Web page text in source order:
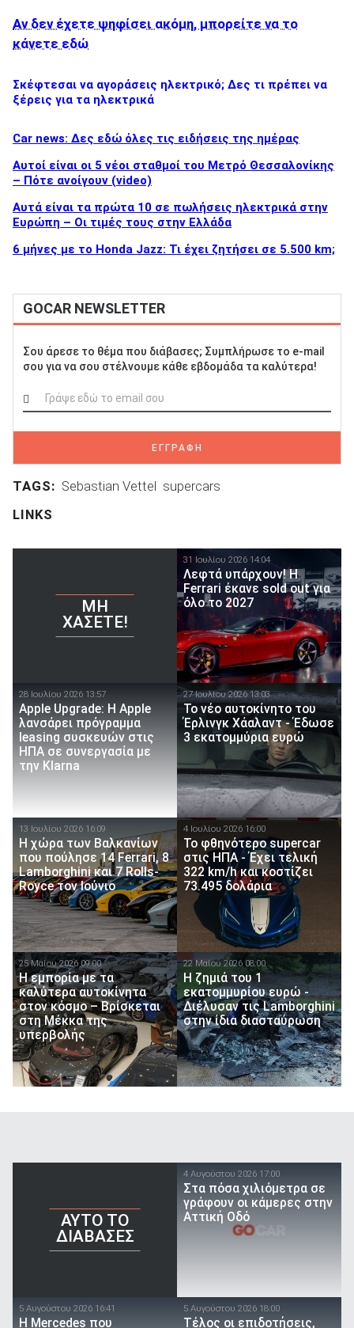
Αν δεν έχετε ψηφίσει ακόμη, μπορείτε να το
κάνετε εδώ
Σκέφτεσαι να αγοράσεις ηλεκτρικό; Δες τι πρέπει να
ξέρεις για τα ηλεκτρικά
Car news: Δες εδώ όλες τις ειδήσεις της ημέρας
Αυτοί είναι οι 5 νέοι σταθμοί του Μετρό Θεσσαλονίκης
– Πότε ανοίγουν (video)
Αυτά είναι τα πρώτα 10 σε πωλήσεις ηλεκτρικά στην
Ευρώπη – Οι τιμές τους στην Ελλάδα
6 μήνες με το Honda Jazz: Τι έχει ζητήσει σε 5.500 km;
GOCAR NEWSLETTER
Σου άρεσε το θέμα που διάβασες; Συμπλήρωσε το e-mail
σου για να σου στέλνουμε κάθε εβδομάδα τα καλύτερα!
ΕΓΓΡΑΦΗ
TAGS: Sebastian Vettel supercars
LINKS
ΜΗ
ΧΆΣΕΤΕ!
31 Ιουλίου 2026 14:04
Λεφτά υπάρχουν! Η
Ferrari έκανε sold out για
όλο το 2027
28 Ιουλίου 2026 13:57
Apple Upgrade: Η Apple
λανσάρει πρόγραμμα
leasing συσκευών στις
ΗΠΑ σε συνεργασία με
την Klarna
27 Ιουλίου 2026 13:03
Το νέο αυτοκίνητο του
Έρλινγκ Χάαλαντ - Έδωσε
3 εκατομμύρια ευρώ
13 Ιουλίου 2026 16:09
Η χώρα των Βαλκανίων
που πούλησε 14 Ferrari, 8
Lamborghini και 7 Rolls-
Royce τον Ιούνιο
4 Ιουλίου 2026 16:00
To φθηνότερο supercar
στις ΗΠΑ - Έχει τελική
322 km/h και κοστίζει
73.495 δολάρια
25 Μαίου 2026 09:00
H εμπορία με τα
καλύτερα αυτοκίνητα
στον κόσμο – Βρίσκεται
στη Μέκκα της
υπερβολής
22 Μαίου 2026 08:00
Η ζημιά του 1
εκατομμυρίου ευρώ -
Διέλυσαν τις Lamborghini
στην ίδια διασταύρωση
AYTO TO
ΔΙΑΒΑΣΕΣ
4 Αυγούστου 2026 17:00
Στα πόσα χιλιόμετρα σε
γράφουν οι κάμερες στην
Αττική Οδό
5 Αυγούστου 2026 16:41
Η Mercedes που
5 Αυγούστου 2026 18:00
Τέλος οι επιδοτήσεις,